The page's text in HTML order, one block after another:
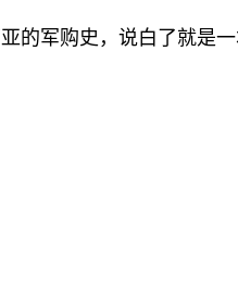
的军购史，说白了就是一